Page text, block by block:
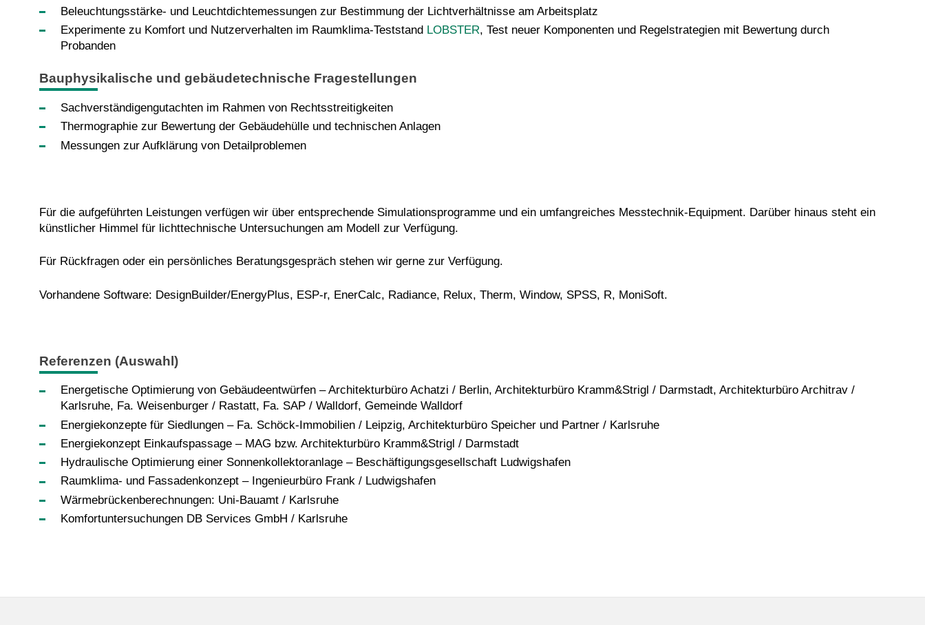
Beleuchtungsstärke- und Leuchtdichtemessungen zur Bestimmung der Lichtverhältnisse am Arbeitsplatz
Experimente zu Komfort und Nutzerverhalten im Raumklima-Teststand LOBSTER, Test neuer Komponenten und Regelstrategien mit Bewertung durch
Probanden
Bauphysikalische und gebäudetechnische Fragestellungen
Sachverständigengutachten im Rahmen von Rechtsstreitigkeiten
Thermographie zur Bewertung der Gebäudehülle und technischen Anlagen
Messungen zur Aufklärung von Detailproblemen
Für die aufgeführten Leistungen verfügen wir über entsprechende Simulationsprogramme und ein umfangreiches Messtechnik-Equipment. Darüber hinaus steht ein
künstlicher Himmel für lichttechnische Untersuchungen am Modell zur Verfügung.
Für Rückfragen oder ein persönliches Beratungsgespräch stehen wir gerne zur Verfügung.
Vorhandene Software: DesignBuilder/EnergyPlus, ESP-r, EnerCalc, Radiance, Relux, Therm, Window, SPSS, R, MoniSoft.
Referenzen (Auswahl)
Energetische Optimierung von Gebäudeentwürfen – Architekturbüro Achatzi / Berlin, Architekturbüro Kramm&Strigl / Darmstadt, Architekturbüro Architrav /
Karlsruhe, Fa. Weisenburger / Rastatt, Fa. SAP / Walldorf, Gemeinde Walldorf
Energiekonzepte für Siedlungen – Fa. Schöck-Immobilien / Leipzig, Architekturbüro Speicher und Partner / Karlsruhe
Energiekonzept Einkaufspassage – MAG bzw. Architekturbüro Kramm&Strigl / Darmstadt
Hydraulische Optimierung einer Sonnenkollektoranlage – Beschäftigungsgesellschaft Ludwigshafen
Raumklima- und Fassadenkonzept – Ingenieurbüro Frank / Ludwigshafen
Wärmebrückenberechnungen: Uni-Bauamt / Karlsruhe
Komfortuntersuchungen DB Services GmbH / Karlsruhe